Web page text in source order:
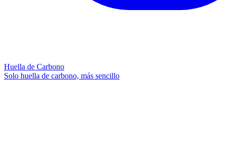
Huella de Carbono
Solo huella de carbono, más sencillo